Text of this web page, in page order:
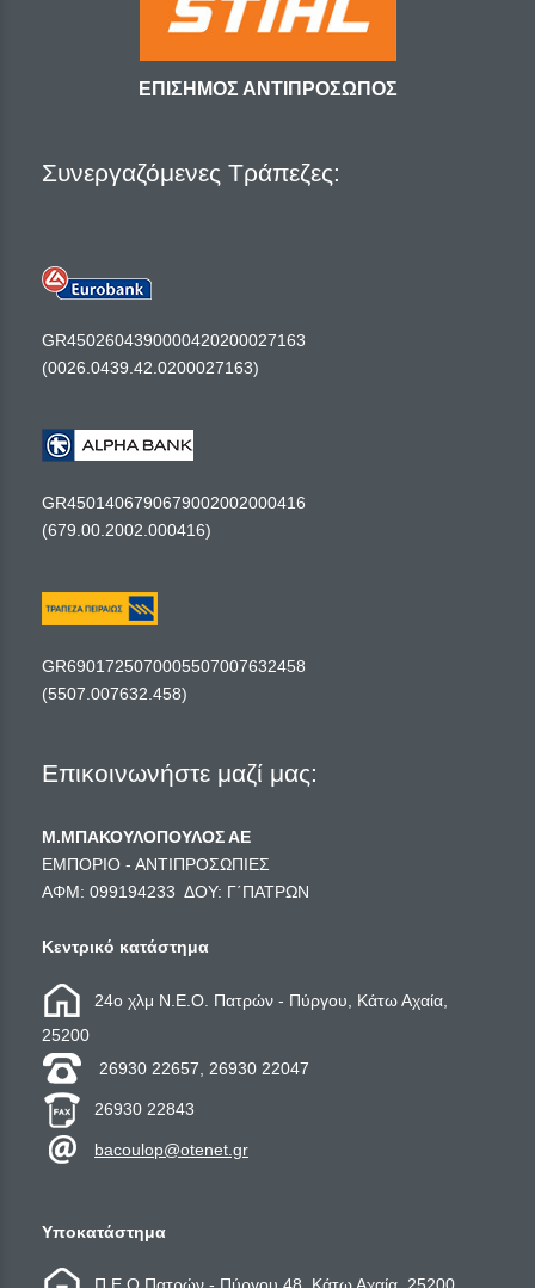
ΕΠΙΣΗΜΟΣ ΑΝΤΙΠΡΟΣΩΠΟΣ
Συνεργαζόμενες Τράπεζες:
GR4502604390000420200027163
(0026.0439.42.0200027163)
GR4501406790679002002000416
(679.00.2002.000416)
GR6901725070005507007632458
(5507.007632.458)
Επικοινωνήστε μαζί μας:
Μ.ΜΠΑΚΟΥΛΟΠΟΥΛΟΣ ΑΕ
ΕΜΠΟΡΙΟ - ΑΝΤΙΠΡΟΣΩΠΙΕΣ
ΑΦΜ: 099194233 ΔΟΥ: Γ΄ΠΑΤΡΩΝ
Κεντρικό κατάστημα
24ο χλμ Ν.Ε.Ο. Πατρών - Πύργου, Κάτω Αχαία,
25200
26930 22657, 26930 22047
26930 22843
bacoulop@otenet.gr
Υποκατάστημα